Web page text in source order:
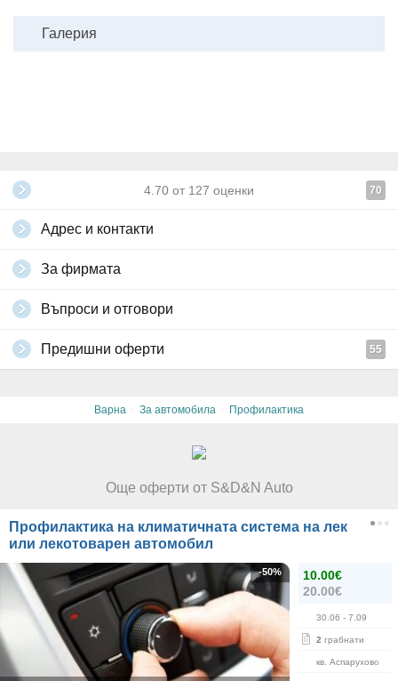
Галерия
4.70 от 127 оценки 70
Адрес и контакти
За фирмата
Въпроси и отговори
Предишни оферти 55
Варна · За автомобила · Профилактика
Още оферти от S&D&N Auto
Профилактика на климатичната система на лек
или лекотоварен автомобил
10.00€
20.00€
30.06 - 7.09
2 грабнати
кв. Аспарухово
-50%